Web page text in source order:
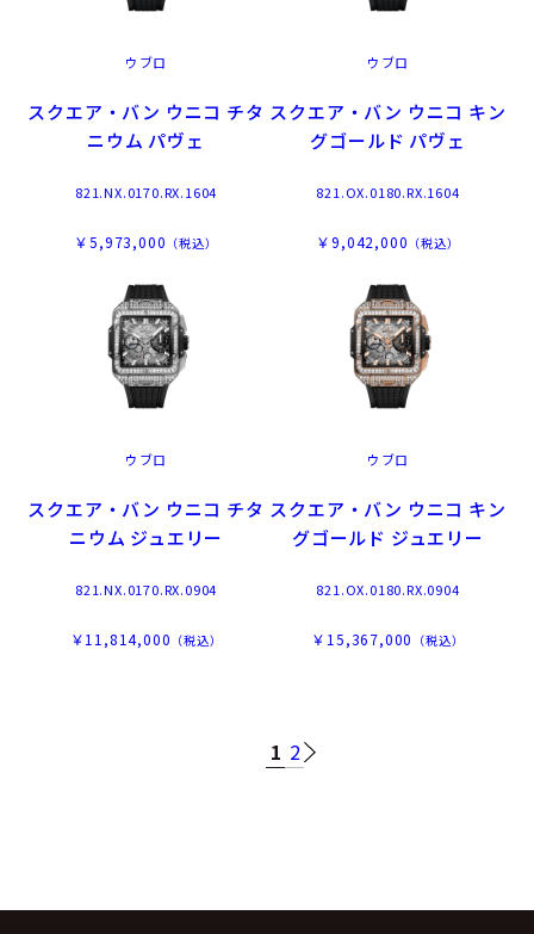
ウブロ
スクエア・バン ウニコ チタ
ニウム パヴェ
821.NX.0170.RX.1604
￥5,973,000 （税込）
ウブロ
スクエア・バン ウニコ キン
グゴールド パヴェ
821.OX.0180.RX.1604
￥9,042,000 （税込）
ウブロ
スクエア・バン ウニコ チタ
ニウム ジュエリー
821.NX.0170.RX.0904
￥11,814,000 （税込）
ウブロ
スクエア・バン ウニコ キン
グゴールド ジュエリー
821.OX.0180.RX.0904
￥15,367,000 （税込）
1 2